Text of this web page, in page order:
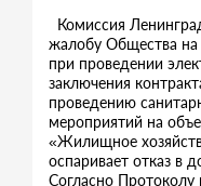
Комиссия
жалобу Общества на
при проведении
заключения
проведению
мероприятий на
«Жилищное
оспаривает отказ в
Согласно Протоколу